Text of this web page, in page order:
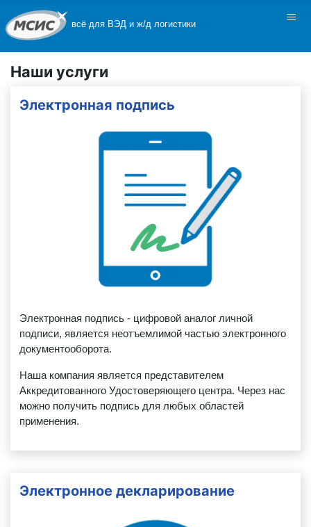
всё для ВЭД и ж/д логистики ≡
Наши услуги
Электронная подпись
Электронная подпись - цифровой аналог личной
подписи, является неотъемлимой частью электронного
документооборота.
Наша компания является представителем
Аккредитованного Удостоверяющего центра. Через нас
можно получить подпись для любых областей
применения.
Электронное декларирование